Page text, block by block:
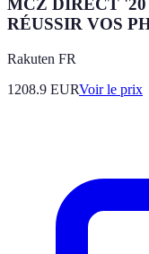
MCZ DIRECT
RÉUSSIR VOS
Rakuten FR
1208.9 EURVoir le prix